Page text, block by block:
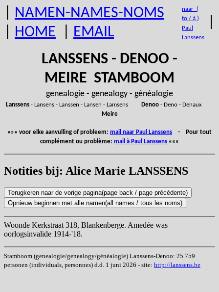
NAMEN-NAMES-NOMS
HOME EMAIL
naar (
to / à )
Paul
Lanssens
LANSSENS - DENOO -
MEIRE STAMBOOM
genealogie - genealogy - généalogie
Lanssens- Lansens - Lanssen - Lansen - Lamsens Denoo- Deno - Denaux
Meire
»»» voor elke aanvulling of probleem: mail naar Paul Lanssens - Pour tout
complément ou problème: mail à Paul Lanssens «««
Notities bij: Alice Marie LANSSENS
Woonde Kerkstraat 318, Blankenberge. Amedée was
oorlogsinvalide 1914-'18.
Stamboom (genealogie/genealogy/généalogie) Lanssens-Denoo: 25.759
personen (individuals, personnes) d.d. 1 juni 2026 - site: http://lanssens.be